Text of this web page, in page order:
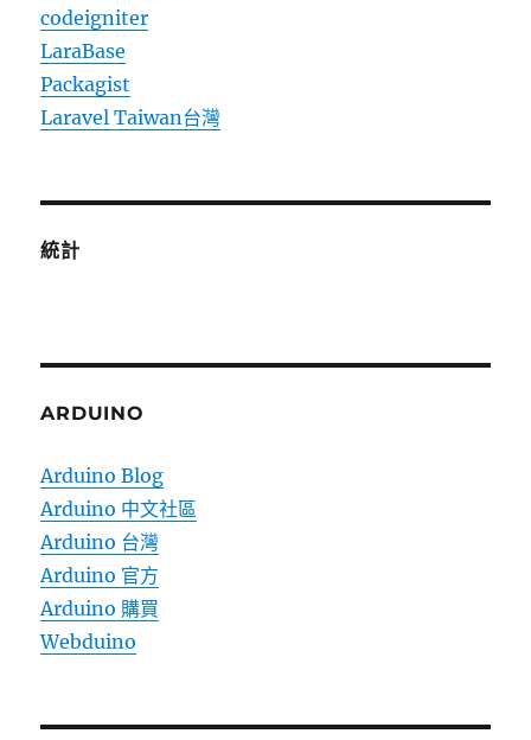
codeigniter
LaraBase
Packagist
Laravel Taiwan台灣
統計
ARDUINO
Arduino Blog
Arduino 中文社區
Arduino 台灣
Arduino 官方
Arduino 購買
Webduino